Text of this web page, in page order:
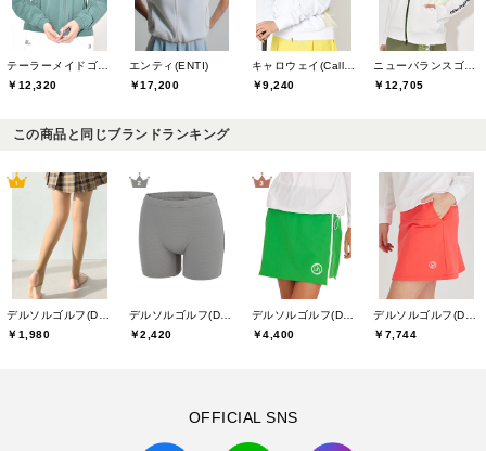
テーラーメイドゴルフ(TaylorMade Golf)
￥12,320
エンティ(ENTI)
￥17,200
キャロウェイ(Callaway)
￥9,240
ニューバランスゴルフ(New Balance Golf)
￥12,705
この商品と同じブランドランキング
￥1,980
￥2,420
￥4,400
￥7,744
OFFICIAL SNS